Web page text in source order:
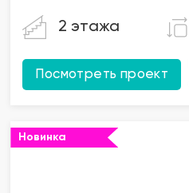
2 этажа
Посмотреть проект
Новинка